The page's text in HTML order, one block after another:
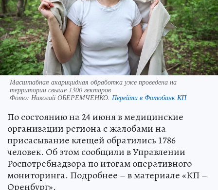
Масштабная акарицидная обработка уже проведена на
территории свыше 1300 гектаров
Фото: Николай ОБЕРЕМЧЕНКО. Перейти в Фотобанк КП
По состоянию на 24 июня в медицинские
организации региона с жалобами на
присасывание клещей обратились 1786
человек. Об этом сообщили в Управлении
Роспотребнадзора по итогам оперативного
мониторинга. Подробнее – в материале «КП –
Оренбург».